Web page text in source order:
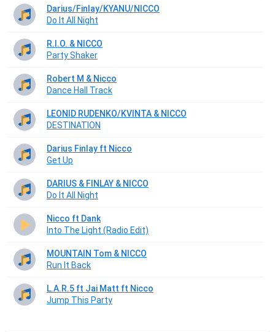
Darius/Finlay/KYANU/NICCO
Do It All Night
R.I.O. & NICCO
Party Shaker
Robert M & Nicco
Dance Hall Track
LEONID RUDENKO/KVINTA & NICCO
DESTINATION
Darius Finlay ft Nicco
Get Up
DARIUS & FINLAY & NICCO
Do It All Night
Nicco ft Dank
Into The Light (Radio Edit)
MOUNTAIN Tom & NICCO
Run It Back
L.A.R.5 ft Jai Matt ft Nicco
Jump This Party